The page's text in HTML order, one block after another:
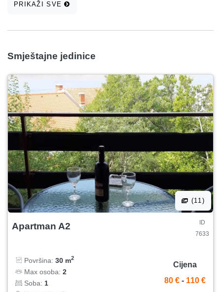
PRIKAŽI SVE
Smještajne jedinice
(11)
Apartman A2
ID
7633
Površina: 30 m2
Max osoba: 2
Soba: 1
Cijena
80 € - 110 €